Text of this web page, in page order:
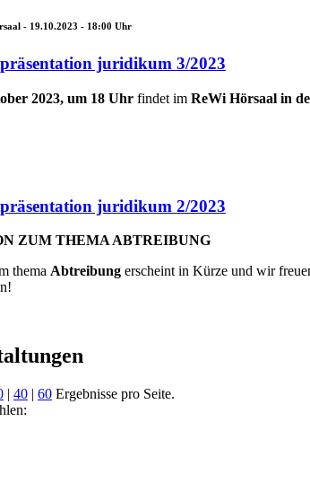
- 19.10.2023 - 18:00 Uhr
juridikum 3/2023
2023, um 18 Uhr findet im ReWi Hörsaal in
juridikum 2/2023
ZUM THEMA ABTREIBUNG
thema Abtreibung erscheint in Kürze und wir
| 40 | 60 Ergebnisse pro Seite.